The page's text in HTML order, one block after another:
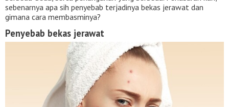
sebenarnya apa sih penyebab terjadinya bekas jerawat dan
gimana cara membasminya?
Penyebab bekas jerawat